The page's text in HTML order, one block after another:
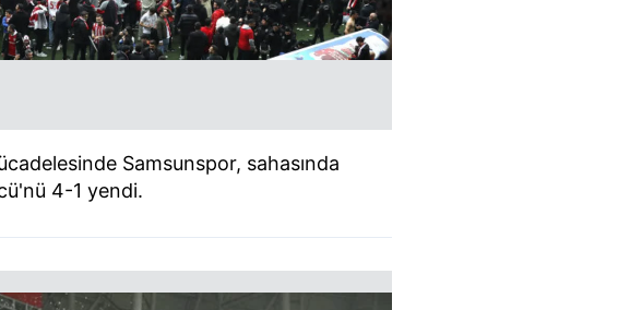
Samsunspor, sahasında
4-1 yendi.